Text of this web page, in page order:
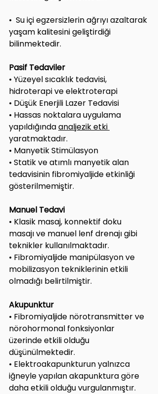
•  Su içi egzersizlerin ağrıyı azaltarak
yaşam kalitesini geliştirdiği
bilinmektedir.
Pasif Tedaviler
• Yüzeyel sıcaklık tedavisi,
hidroterapi ve elektroterapi
• Düşük Enerjili Lazer Tedavisi
• Hassas noktalara uygulama
yapıldığında analjezik etki
yaratmaktadır.
• Manyetik Stimülasyon
• Statik ve atımlı manyetik alan
tedavisinin fibromiyaljide etkinliği
gösterilmemiştir.
Manuel Tedavi
• Klasik masaj, konnektif doku
masajı ve manuel lenf drenajı gibi
teknikler kullanılmaktadır.
• Fibromiyaljide manipülasyon ve
mobilizasyon tekniklerinin etkili
olmadığı belirtilmiştir.
Akupunktur
• Fibromiyaljide nörotransmitter ve
nörohormonal fonksiyonlar
üzerinde etkili olduğu
düşünülmektedir.
• Elektroakapunkturun yalnızca
iğneyle yapılan akapunktura göre
daha etkili olduğu vurgulanmıştır.